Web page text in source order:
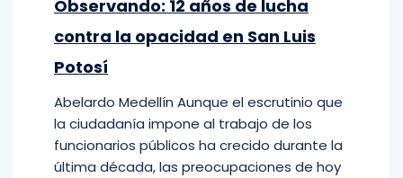
Observando: 12 años de lucha
contra la opacidad en San Luis
Potosí
Abelardo Medellín Aunque el escrutinio que
la ciudadanía impone al trabajo de los
funcionarios públicos ha crecido durante la
última década, las preocupaciones de hoy